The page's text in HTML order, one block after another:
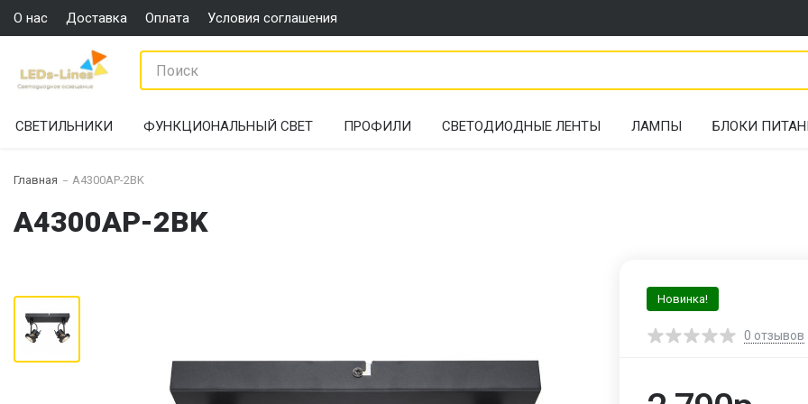
О нас Доставка Оплата Условия соглашения
СВЕТИЛЬНИКИ ФУНКЦИОНАЛЬНЫЙ СВЕТ ПРОФИЛИ СВЕТОДИОДНЫЕ ЛЕНТЫ ЛАМПЫ БЛОКИ
Главная A4300AP-2BK
A4300AP-2BK
Новинка!
0 отзывов